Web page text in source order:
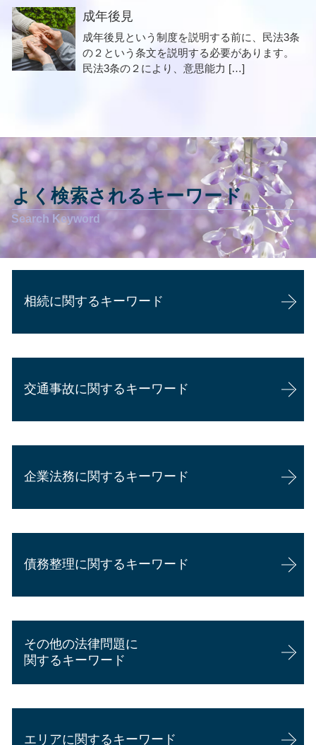
成年後見
成年後見という制度を説明する前に、民法3条
の２という条文を説明する必要があります。
民法3条の２により、意思能力 […]
よく検索されるキーワード
相続に関するキーワード
相続 離婚した妻
公正証書遺言 証人
遺言書 種類
相続 必要な書類
相続 手続き 期限
相続 不動産
遺産分割協議
相続 調停 流れ
相続 争い
代襲相続人
交通事故に関するキーワード
交通事故 示談金
交通事故 後遺症 慰謝料
交通事故証明書 自転車
交通事故 相手 たちが悪い
交通事故 慰謝料 通院
損害賠償請求 時効
交通事故 併合14級 慰謝料
交通事故 加害者 弁護士
交通事故 後遺障害
交通事故 損害賠償 事例
損害賠償請求
企業法務に関するキーワード
顧問弁護士 費用 個人
顧問弁護士 個人 安い
企業法務 資格
内定取り消し 理由
企業法務
企業法務 年収
企業法務 勉強
カスハラ 対策 企業
顧問弁護士と弁護士の違い
債務整理に関するキーワード
自己破産 デメリット 家族
任意整理 デメリット
債務整理とは デメリット
債務整理 弁護士 安い
債務整理 弁護士 費用
自己破産 弁護士 選び方
その他の法律問題に
関するキーワード
悪徳商法 対処法
エリアに関するキーワード